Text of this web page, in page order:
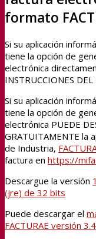
formato
Si su aplicación
tiene la opción de
electrónica
INSTRUCCIONES
Si su aplicación
tiene la opción de
electrónica PUEDE
GRATUITAMENTE la
de Industria,
factura en https://
Descargue la versión
(jre) de 32 bits
Puede descargar el
FACTURAE versión 3.4